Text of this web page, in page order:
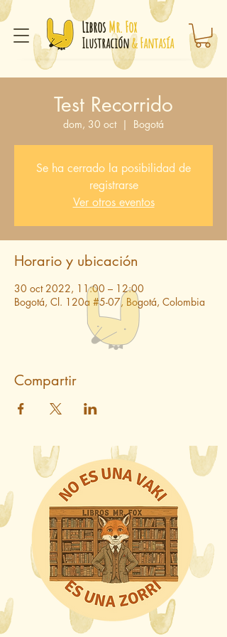
LibrosMr. Fox
Ilustración& Fantasía
Test Recorrido
dom, 30 oct
  |
Bogotá
Se ha cerrado la posibilidad de
registrarse
Ver otros eventos
Horario y ubicación
30 oct 2022, 11:00 – 12:00
Bogotá, Cl. 120a #5-07, Bogotá, Colombia
Compartir